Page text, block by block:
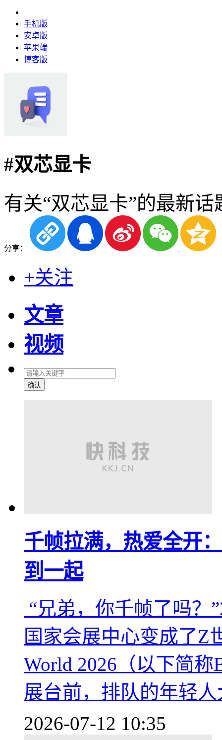
手机版
安卓版
苹果端
博客版
#双芯显卡
有关“双芯显卡”的最新话
分享：
+关注
文章
视频
千帧拉满，热爱全开
到一起
“兄弟，你千帧了吗？
国家会展中心变成了Z
World 2026（以下简
展台前，排队的年轻
2026-07-12 10:35